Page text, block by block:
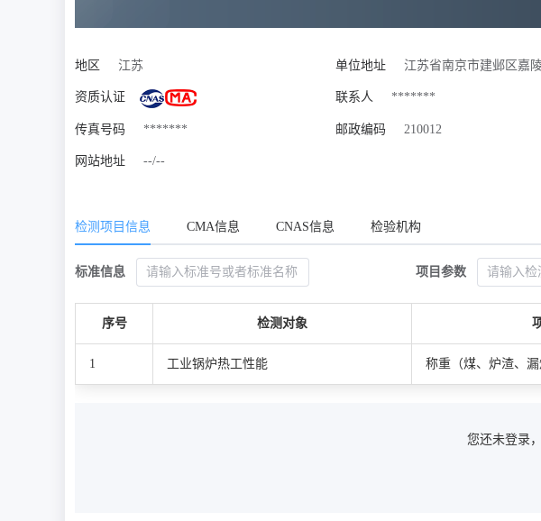
地区 江苏 单位地址 江苏省南京市建邺区嘉
资质认证 联系人 *******
传真号码 ******* 邮政编码 210012
网站地址 --/--
检测项目信息 CMA信息 CNAS信息 检验机构
标准信息 项目参数
序号 检测对象
1 工业锅炉热工性能 称重（煤、炉渣、漏
您还未登录